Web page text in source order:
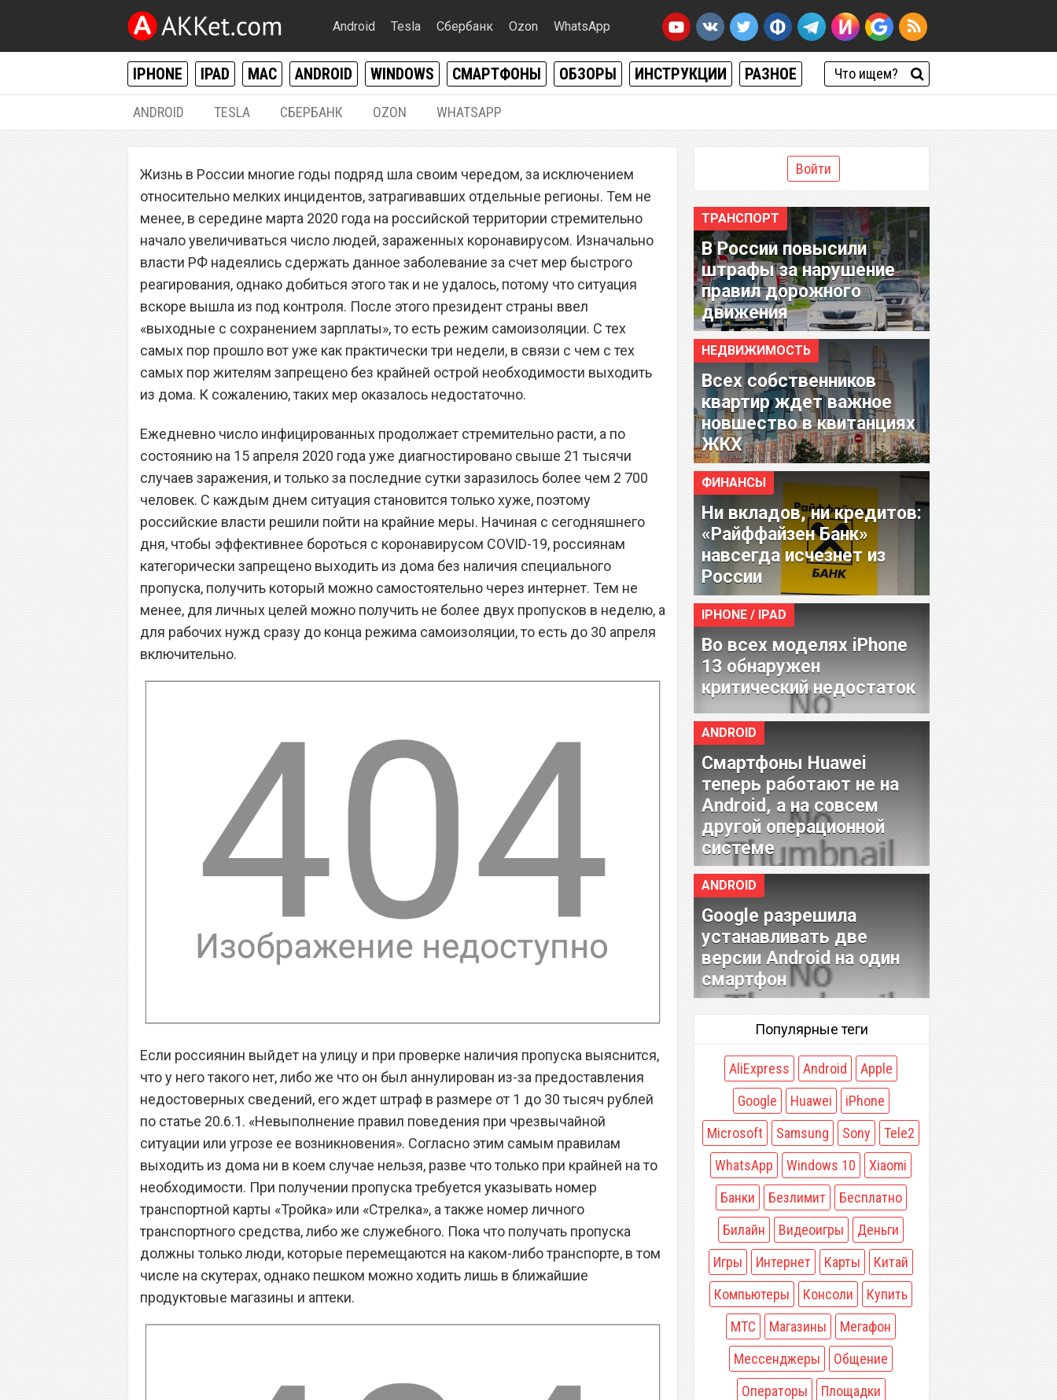
Android Tesla Сбербанк Ozon WhatsApp
IPHONE IPAD MAC ANDROID WINDOWS СМАРТФОНЫ ОБЗОРЫ ИНСТРУКЦИИ РАЗНОЕ
ANDROID TESLA СБЕРБАНК OZON WHATSAPP
С 15 апреля из-за коронавируса
категорически запрещено выходить из
дома
Жизнь в России многие годы подряд шла своим чередом, за исключением
относительно мелких инцидентов, затрагивавших отдельные регионы. Тем не
менее, в середине марта 2020 года на российской территории стремительно
начало увеличиваться число людей, зараженных коронавирусом. Изначально
власти РФ надеялись сдержать данное заболевание за счет мер быстрого
реагирования, однако добиться этого так и не удалось, потому что ситуация
вскоре вышла из под контроля. После этого президент страны ввел
«выходные с сохранением зарплаты», то есть режим самоизоляции. С тех
самых пор прошло вот уже как практически три недели, в связи с чем с тех
самых пор жителям запрещено без крайней острой необходимости выходить
из дома. К сожалению, таких мер оказалось недостаточно.
Ежедневно число инфицированных продолжает стремительно расти, а по
состоянию на 15 апреля 2020 года уже диагностировано свыше 21 тысячи
случаев заражения, и только за последние сутки заразилось более чем 2 700
человек. С каждым днем ситуация становится только хуже, поэтому
российские власти решили пойти на крайние меры. Начиная с сегодняшнего
дня, чтобы эффективнее бороться с коронавирусом COVID-19, россиянам
категорически запрещено выходить из дома без наличия специального
пропуска, получить который можно самостоятельно через интернет. Тем не
менее, для личных целей можно получить не более двух пропусков в неделю, а
для рабочих нужд сразу до конца режима самоизоляции, то есть до 30 апреля
включительно.
Если россиянин выйдет на улицу и при проверке наличия пропуска выяснится,
что у него такого нет, либо же что он был аннулирован из-за предоставления
недостоверных сведений, его ждет штраф в размере от 1 до 30 тысяч рублей
по статье 20.6.1. «Невыполнение правил поведения при чрезвычайной
ситуации или угрозе ее возникновения». Согласно этим самым правилам
выходить из дома ни в коем случае нельзя, разве что только при крайней на то
необходимости. При получении пропуска требуется указывать номер
транспортной карты «Тройка» или «Стрелка», а также номер личного
транспортного средства, либо же служебного. Пока что получать пропуска
должны только люди, которые перемещаются на каком-либо транспорте, в том
числе на скутерах, однако пешком можно ходить лишь в ближайшие
продуктовые магазины и аптеки.
Войти
ТРАНСПОРТ
В России повысили
штрафы за нарушение
правил дорожного
движения
НЕДВИЖИМОСТЬ
Всех собственников
квартир ждет важное
новшество в квитанциях
ЖКХ
ФИНАНСЫ
Ни вкладов, ни кредитов:
«Райффайзен Банк»
навсегда исчезнет из
России
IPHONE / IPAD
Во всех моделях iPhone
13 обнаружен
критический недостаток
ANDROID
Смартфоны Huawei
теперь работают не на
Android, а на совсем
другой операционной
системе
ANDROID
Google разрешила
устанавливать две
версии Android на один
смартфон
Популярные теги
AliExpress Android
Apple
Google
Huawei
iPhone
Microsoft
Samsung Sony
Tele2
WhatsApp
Windows 10
Xiaomi
Банки
Безлимит
Бесплатно
Билайн
Видеоигры
Деньги
Игры
Интернет Карты
Китай
Компьютеры
Консоли
Купить
МТС
Магазины
Мегафон
Мессенджеры
Общение
Операторы
Площадки